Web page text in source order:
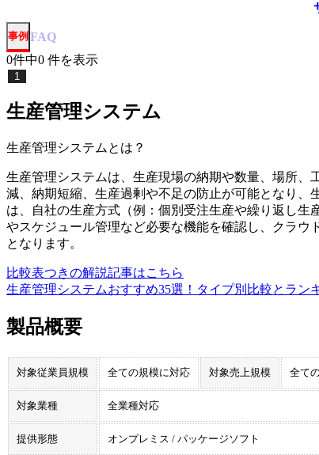
事例 FAQ
0件中0 件を表示
1
生産管理システム
生産管理システム とは？
生産管理システムは、生産現場の納期や数量、場所、
減、納期短縮、生産過剰や不足の防止が可能となり
は、自社の生産方式（例：個別受注生産や繰り返し
やスケジュール管理など必要な機能を確認し、クラ
となります。
比較表つきの解説記事はこちら
生産管理システムおすすめ35選！タイプ別比較とラン
製品概要
対象従業員規模 全ての規模に対応 対象売上規模 全て
対象業種 全業種対応
提供形態 オンプレミス / パッケージソフト